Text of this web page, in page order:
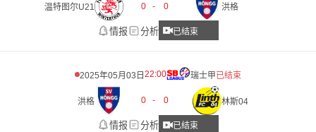
温特图尔U21 0 - 0 洪格
情报 分析 已结束
2025年05月03日 22:00 瑞士甲已结束
洪格 0 - 0 林斯04
情报 分析 已结束